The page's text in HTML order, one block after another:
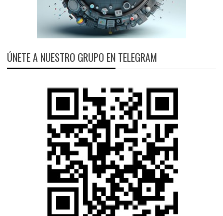
ÚNETE A NUESTRO GRUPO EN TELEGRAM